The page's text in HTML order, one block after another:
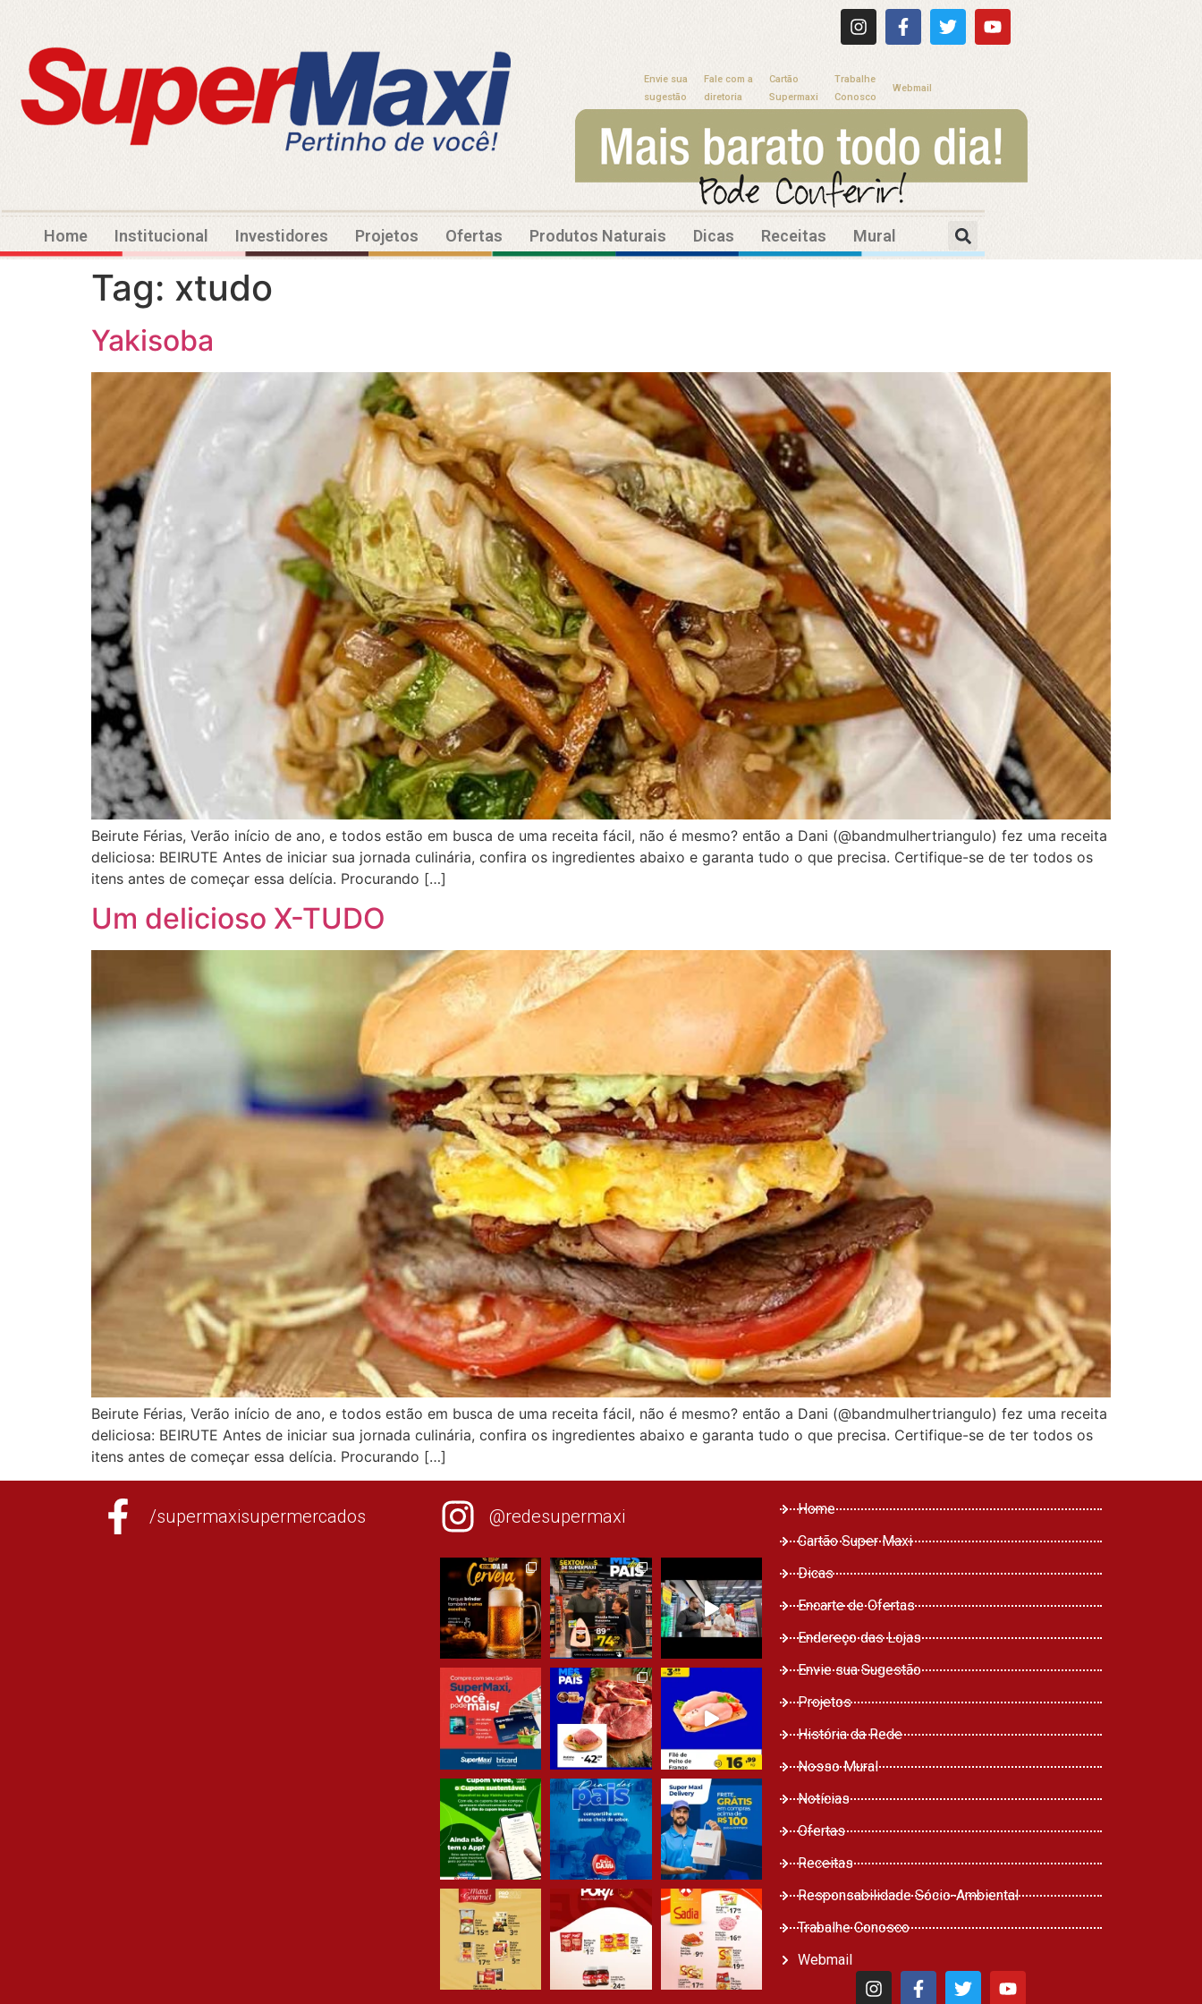
Envie sua
sugestão
Fale com a
diretoria
Cartão
Supermaxi
Trabalhe
Conosco
Webmail
Home Institucional Investidores Projetos Ofertas Produtos Naturais Dicas Receitas Mural
Tag: xtudo
Yakisoba
Beirute Férias, Verão início de ano, e todos estão em busca de uma receita fácil, não é mesmo? então a Dani (@bandmulhertriangulo) fez uma receita
deliciosa: BEIRUTE Antes de iniciar sua jornada culinária, confira os ingredientes abaixo e garanta tudo o que precisa. Certifique-se de ter todos os
itens antes de começar essa delícia. Procurando […]
Um delicioso X-TUDO
Beirute Férias, Verão início de ano, e todos estão em busca de uma receita fácil, não é mesmo? então a Dani (@bandmulhertriangulo) fez uma receita
deliciosa: BEIRUTE Antes de iniciar sua jornada culinária, confira os ingredientes abaixo e garanta tudo o que precisa. Certifique-se de ter todos os
itens antes de começar essa delícia. Procurando […]
/supermaxisupermercados @redesupermaxi
Home
Cartão Super Maxi
Dicas
Encarte de Ofertas
Endereço das Lojas
Envie sua Sugestão
Projetos
História da Rede
Nosso Mural
Notícias
Ofertas
Receitas
Responsabilidade Sócio-Ambiental
Trabalhe Conosco
Webmail